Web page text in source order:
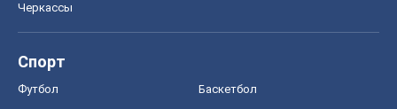
Черкассы
Спорт
Футбол Баскетбол